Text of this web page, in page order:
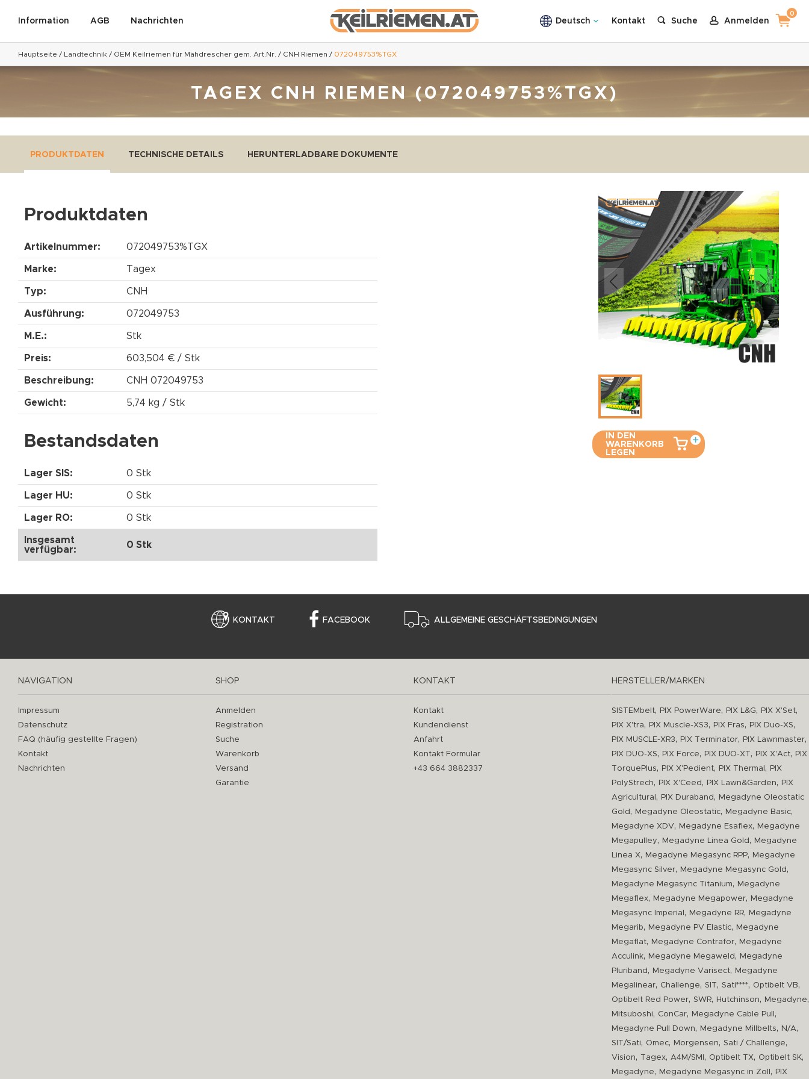
Information AGB Nachrichten Deutsch Kontakt Suche Anmelden
0
Hauptseite / Landtechnik / OEM Keilriemen für Mähdrescher gem. Art.Nr. / CNH Riemen / 072049753%TGX
TAGEX CNH RIEMEN (072049753%TGX)
PRODUKTDATEN TECHNISCHE DETAILS HERUNTERLADBARE DOKUMENTE
Produktdaten
Artikelnummer: 072049753%TGX
Marke: Tagex
Typ: CNH
Ausführung: 072049753
M.E.: Stk
Preis: 603,504 € / Stk
Beschreibung: CNH 072049753
Gewicht: 5,74 kg / Stk
Bestandsdaten
Lager SIS: 0 Stk
Lager HU: 0 Stk
Lager RO: 0 Stk
Insgesamt
verfügbar:
0 Stk
IN DEN
WARENKORB
LEGEN
KONTAKT FACEBOOK ALLGEMEINE GESCHÄFTSBEDINGUNGEN
NAVIGATION
Impressum
Datenschutz
FAQ (häufig gestellte Fragen)
Kontakt
Nachrichten
SHOP
Anmelden
Registration
Suche
Warenkorb
Versand
Garantie
KONTAKT
Kontakt
Kundendienst
Anfahrt
Kontakt Formular
+43 664 3882337
HERSTELLER/MARKEN
SISTEMbelt, PIX PowerWare, PIX L&G, PIX X'Set,
PIX X'tra, PIX Muscle-XS3, PIX Fras, PIX Duo-XS,
PIX MUSCLE-XR3, PIX Terminator, PIX Lawnmaster,
PIX DUO-XS, PIX Force, PIX DUO-XT, PIX X'Act,
PIX
TorquePlus, PIX X'Pedient, PIX Thermal ,
PIX
PolyStrech, PIX X'Ceed , PIX Lawn&Garden,
PIX
Agricultural , PIX Duraband ,
Megadyne Oleostatic
Gold , Megadyne Oleostatic, Megadyne Basic,
Megadyne XDV, Megadyne Esaflex,
Megadyne
Megapulley, Megadyne Linea Gold ,
Megadyne
Linea X, Megadyne Megasync RPP,
Megadyne
Megasync Silver, Megadyne Megasync Gold ,
Megadyne Megasync Titanium,
Megadyne
Megaflex, Megadyne Megapower,
Megadyne
Megasync Imperial , Megadyne RR,
Megadyne
Megarib, Megadyne PV Elastic,
Megadyne
Megaflat, Megadyne Contrafor,
Megadyne
Acculink, Megadyne Megaweld ,
Megadyne
Pluriband , Megadyne Varisect,
Megadyne
Megalinear, Challenge, SIT, Sati****, Optibelt VB,
Optibelt Red Power, SWR, Hutchinson, Megadyne,
Mitsuboshi, ConCar, Megadyne Cable Pull ,
Megadyne Pull Down, Megadyne Millbelts, N/A,
SIT/Sati, Omec, Morgensen, Sati / Challenge,
Vision, Tagex, A4M/SMI , Optibelt TX, Optibelt SK,
Megadyne, Megadyne Megasync in Zoll , PIX